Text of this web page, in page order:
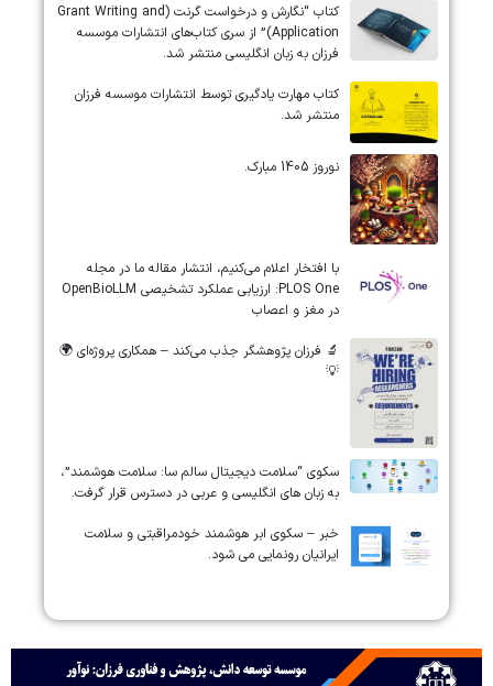
کتاب “نگارش و درخواست گرنت (Grant Writing and
Application)” از سری کتاب‌های انتشارات موسسه
فرزان به زبان انگلیسی منتشر شد.
کتاب مهارت یادگیری توسط انتشارات موسسه فرزان
منتشر شد.
نوروز 1405 مبارک.
‏‏‏با افتخار اعلام می‌کنیم، انتشار مقاله ما در مجله
‎PLOS One‎: ارزیابی عملکرد تشخیصی ‎OpenBioLLM‎
در مغز و اعصاب
🔬 فرزان پژوهشگر جذب می‌کند – همکاری پروژه‌ای 🌍
💡
سکوی “سلامت دیجیتال سالم سا: سلامت هوشمند”،
به زبان های انگلیسی و عربی در دسترس قرار گرفت.
خبر – سکوی ابر هوشمند خودمراقبتی و سلامت
ایرانیان رونمایی می شود.